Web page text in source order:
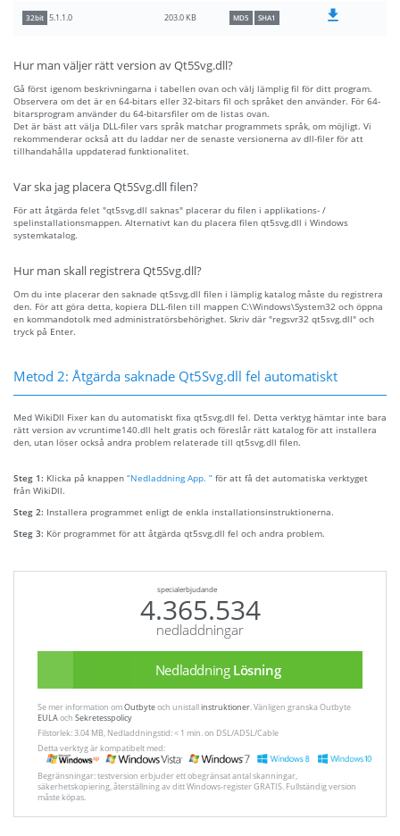
32bit 5.1.1.0 203.0 KB MD5 SHA1
Hur man väljer rätt version av Qt5Svg.dll?
Gå först igenom beskrivningarna i tabellen ovan och välj lämplig fil för ditt program.
Observera om det är en 64-bitars eller 32-bitars fil och språket den använder. För 64-
bitarsprogram använder du 64-bitarsfiler om de listas ovan.
Det är bäst att välja DLL-filer vars språk matchar programmets språk, om möjligt. Vi
rekommenderar också att du laddar ner de senaste versionerna av dll-filer för att
tillhandahålla uppdaterad funktionalitet.
Var ska jag placera Qt5Svg.dll filen?
För att åtgärda felet "qt5svg.dll saknas" placerar du filen i applikations- /
spelinstallationsmappen. Alternativt kan du placera filen qt5svg.dll i Windows
systemkatalog.
Hur man skall registrera Qt5Svg.dll?
Om du inte placerar den saknade qt5svg.dll filen i lämplig katalog måste du registrera
den. För att göra detta, kopiera DLL-filen till mappen C:\Windows\System32 och öppna
en kommandotolk med administratörsbehörighet. Skriv där "regsvr32 qt5svg.dll" och
tryck på Enter.
Metod 2: Åtgärda saknade Qt5Svg.dll fel automatiskt
Med WikiDll Fixer kan du automatiskt fixa qt5svg.dll fel. Detta verktyg hämtar inte bara
rätt version av vcruntime140.dll helt gratis och föreslår rätt katalog för att installera
den, utan löser också andra problem relaterade till qt5svg.dll filen.
Steg 1: Klicka på knappen “Nedladdning App. ” för att få det automatiska verktyget
från WikiDll.
Steg 2: Installera programmet enligt de enkla installationsinstruktionerna.
Steg 3: Kör programmet för att åtgärda qt5svg.dll fel och andra problem.
specialerbjudande
4.365.534
nedladdningar
Nedladdning Lösning
Se mer information omOutbyteoch unistallinstruktioner. Vänligen granska Outbyte
EULAoch Sekretesspolicy
Filstorlek: 3.04 MB, Nedladdningstid: < 1 min. on DSL/ADSL/Cable
Detta verktyg är kompatibelt med:
Begränsningar: testversion erbjuder ett obegränsat antal skanningar,
säkerhetskopiering, återställning av ditt Windows-register GRATIS. Fullständig version
måste köpas.